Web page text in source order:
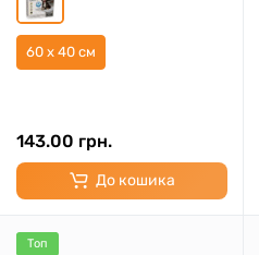
60 x 40 см
143.00 грн.
До кошика
Топ